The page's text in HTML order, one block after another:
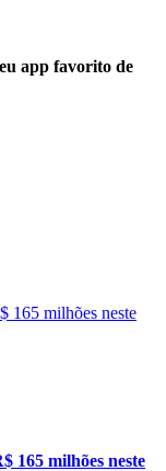
app favorito de
165 milhões neste